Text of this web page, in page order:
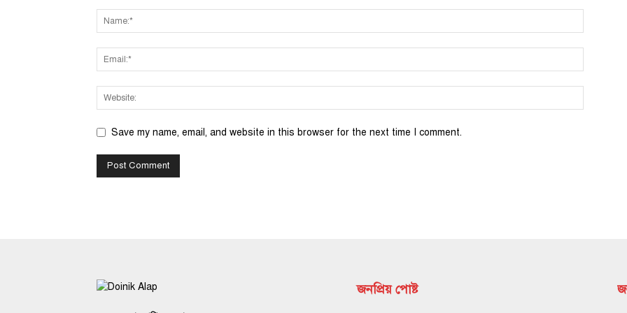
Save my name, email, and website in this browser for the next time I comment.
জনপ্রিয় পোষ্ট